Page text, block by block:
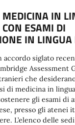
MEDICINA IN
ESAMI DI
IN LINGUA
accordo siglato
Assessment
che
di medicina in
gli esami di
presso gli atenei
L’elenco delle